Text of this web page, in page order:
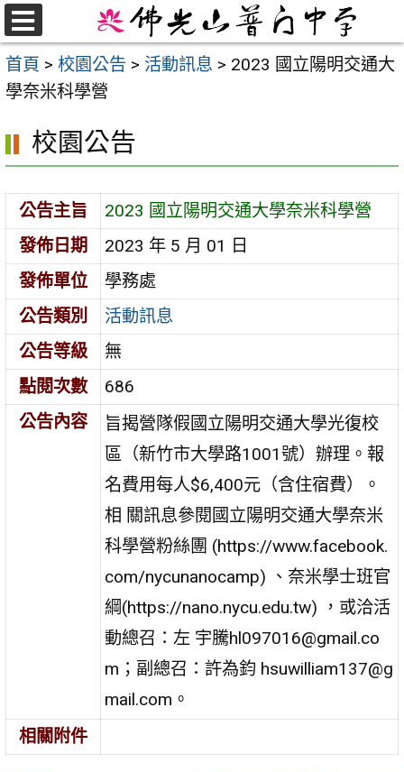
跳
至
主
要
首頁 > 校園公告 > 活動訊息 > 2023 國立陽明交通大
學奈米科學營
校園公告
公告主旨
2023 國立陽明交通大學奈米科學營
發佈日期
2023 年 5 月 01 日
發佈單位
學務處
公告類別
活動訊息
公告等級
無
點閱次數
686
公告內容
旨揭營隊假國立陽明交通大學光復校
區（新竹市大學路1001號）辦理。報
名費用每人$6,400元（含住宿費）。
相 關訊息參閱國立陽明交通大學奈米
科學營粉絲團 (https://www.facebook.
com/nycunanocamp) 、奈米學士班官
綱(https://nano.nycu.edu.tw) ，或洽活
動總召：左 宇騰hl097016@gmail.co
m；副總召：許為鈞 hsuwilliam137@g
mail.com。
相關附件
選
單